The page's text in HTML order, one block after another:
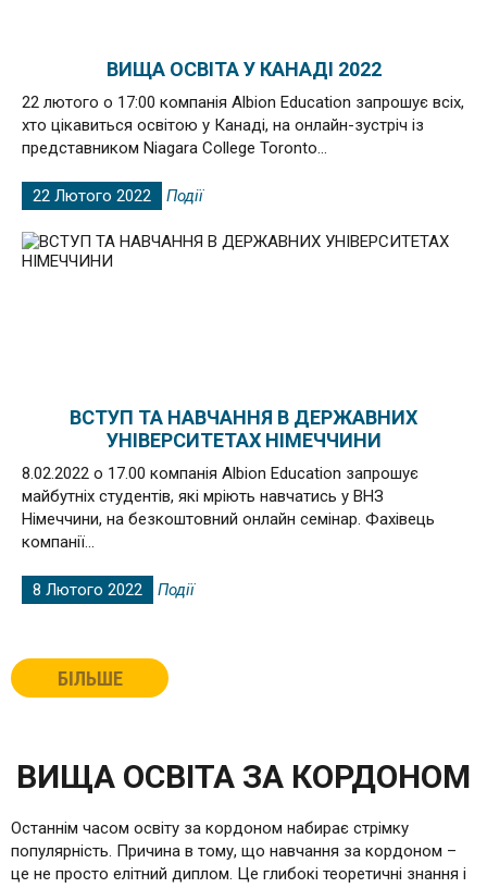
ВИЩА ОСВІТА У КАНАДІ 2022
22 лютого о 17:00 компанія Albion Education запрошує всіх,
хто цікавиться освітою у Канаді, на онлайн-зустріч із
представником Niagara College Toronto...
22 Лютого 2022 Події
ВСТУП ТА НАВЧАННЯ В ДЕРЖАВНИХ
УНІВЕРСИТЕТАХ НІМЕЧЧИНИ
8.02.2022 о 17.00 компанія Albion Education запрошує
майбутніх студентів, які мріють навчатись у ВНЗ
Німеччини, на безкоштовний онлайн семінар. Фахівець
компанії...
8 Лютого 2022 Події
БІЛЬШЕ
ВИЩА ОСВІТА ЗА КОРДОНОМ
Останнім часом освіту за кордоном набирає стрімку
популярність. Причина в тому, що навчання за кордоном –
це не просто елітний диплом. Це глибокі теоретичні знання і